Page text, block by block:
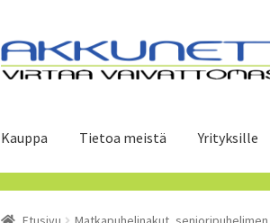
Siirry
navigointiin
Siirry
sisältöön
Kauppa Tietoa meistä Yrityksille